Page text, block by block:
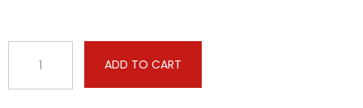
X6
ADD TO CART